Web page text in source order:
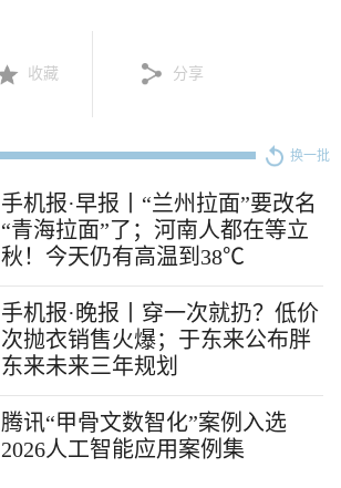
收藏 分享
换一批
手机报·早报丨“兰州拉面”要改名
“青海拉面”了；河南人都在等立
秋！今天仍有高温到38℃
手机报·晚报丨穿一次就扔？低价
次抛衣销售火爆；于东来公布胖
东来未来三年规划
腾讯“甲骨文数智化”案例入选
2026人工智能应用案例集